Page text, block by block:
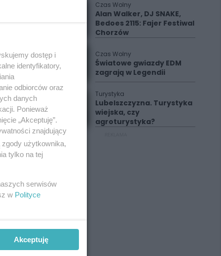
Czas Wolny
Alan Walker, DJ SNAKE,
Bedoes 2115: Fajer Festiwal
Chorzów
Czas Wolny
Światowe gwiazdy EDM
zagrają w Legendii
Turystyka
Lubelszczyzna. Turystyka
wiejska, czy
agroturystyka?
dostęp i
identyfikatory,
odbiorców oraz
danych
Ponieważ
„Akceptuję”.
znajdujący
użytkownika,
tylko na tej
serwisów
w Polityce
Akceptuję